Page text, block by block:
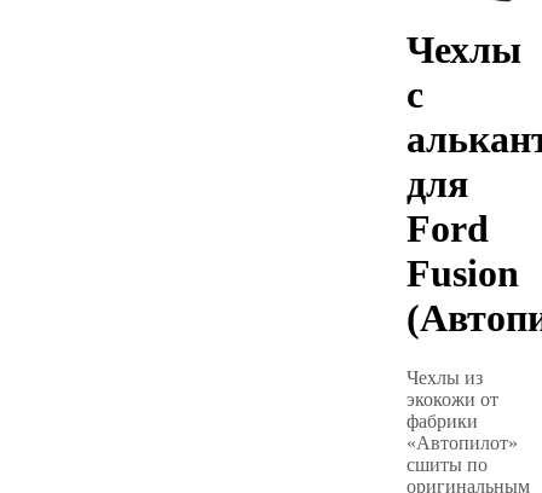
Чехлы
с
для
Ford
Fusion
Чехлы из
экокожи от
фабрики
«Автопилот»
сшиты по
оригинальным